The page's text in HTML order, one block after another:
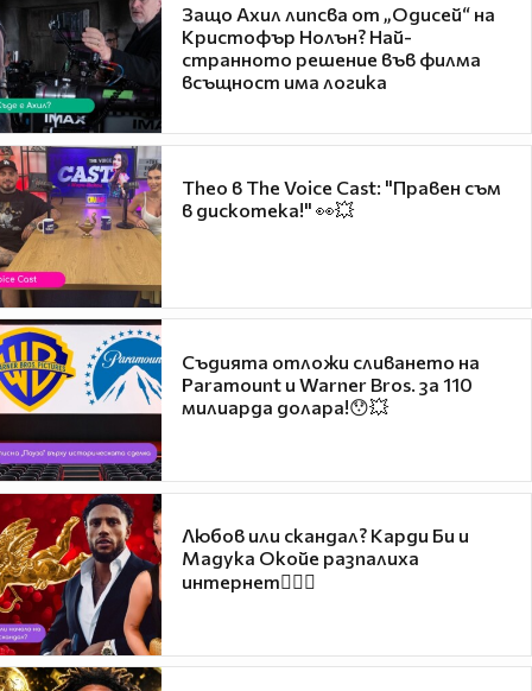
Защо Ахил липсва от „Одисей“ на
Кристофър Нолън? Най-
странното решение във филма
всъщност има логика
Theo в The Voice Cast: "Правен съм
в дискотека!" 👀💥
Съдията отложи сливането на
Paramount и Warner Bros. за 110
милиарда долара!😯💥
Любов или скандал? Карди Би и
Мадука Окойе разпалиха
интернет❤️‍🔥🔥